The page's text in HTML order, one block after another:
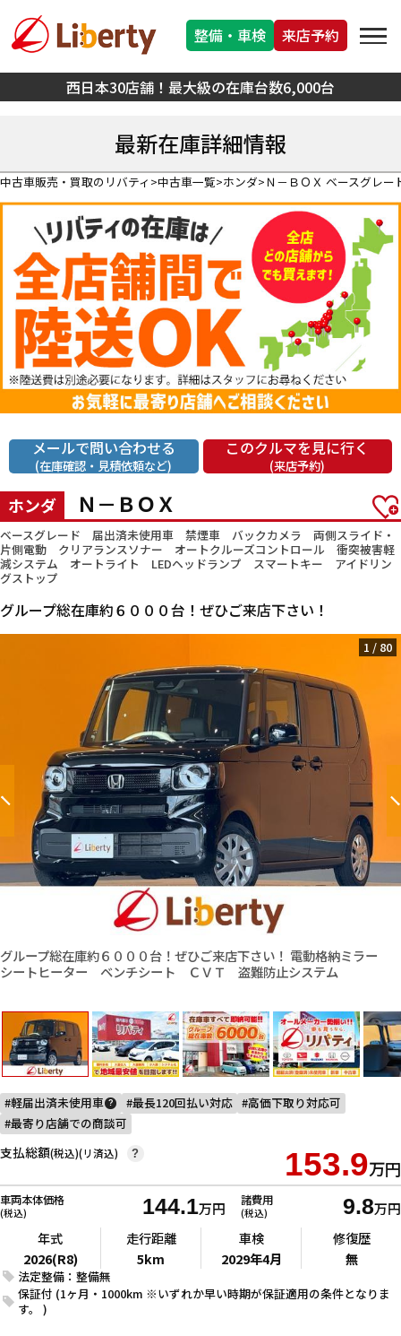
西日本30店舗！最大級の在庫台数6,000台
整備・車検 来店予約
最新在庫詳細情報
中古車販売・買取のリバティ 中古車一覧 ホンダ Ｎ－ＢＯＸ ベースグレー
メールで問い合わせる
(在庫確認・見積依頼など)
このクルマを見に行く
(来店予約)
ホンダ Ｎ－ＢＯＸ
ベースグレード 届出済未使用車 禁煙車 バックカメラ 両側スライド・
片側電動 クリアランスソナー オートクルーズコントロール 衝突被害軽
減システム オートライト LEDヘッドランプ スマートキー アイドリン
グストップ
グループ総在庫約６０００台！ぜひご来店下さい！
グループ総在庫約６０００台！ぜひご来店下さい！ 電動格納ミラー
シートヒーター ベンチシート ＣＶＴ 盗難防止システム
1 / 80
軽届出済未使用車 ? 最長120回払い対応
高価下取り対応可
最寄り店舗での商談可
支払総額(税込)(リ済込) 153.9万円
?
車両本体価格
(税込) 144.1万円 諸費用
(税込) 9.8万円
法定整備：整備無
保証付 (1ヶ月・1000km ※いずれか早い時期が保証適用の条件となりま
す。 )
年式
2026(R8)
走行距離
5km
車検
2029年4月
修復歴
無